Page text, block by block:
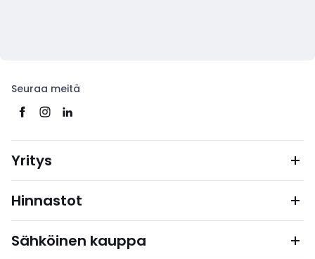
Seuraa meitä
Yritys
Hinnastot
Sähköinen kauppa